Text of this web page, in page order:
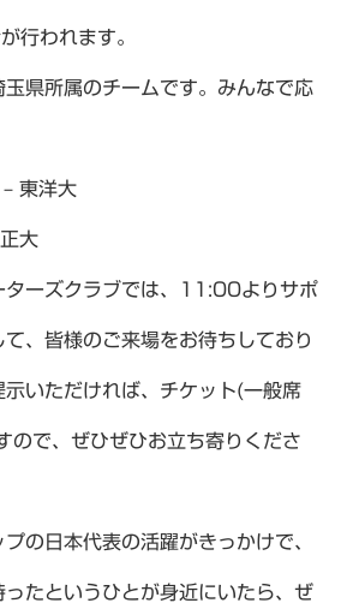
行われます。
県所属のチームです。みんなで応
東洋大
大
ターズクラブでは、11:00よりサポ
、皆様のご来場をお待ちしており
示いただければ、チケット(一般席
ので、ぜひぜひお立ち寄りくださ
の日本代表の活躍がきっかけで、
たというひとが身近にいたら、ぜ